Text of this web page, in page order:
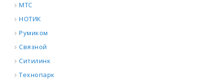
МТС
НОТИК
Румиком
Связной
Ситилинк
Технопарк